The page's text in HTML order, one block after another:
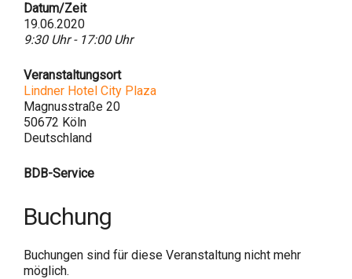
Datum/Zeit
19.06.2020
9:30 Uhr - 17:00 Uhr
Veranstaltungsort
Lindner Hotel City Plaza
Magnusstraße 20
50672 Köln
Deutschland
BDB-Service
Buchung
Buchungen sind für diese Veranstaltung nicht mehr
möglich.